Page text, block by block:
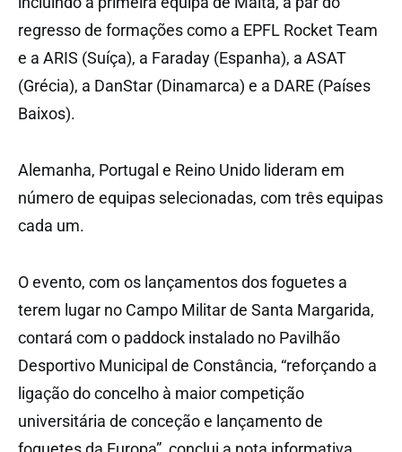
regresso de formações como a EPFL Rocket Team
e a ARIS (Suíça), a Faraday (Espanha), a ASAT
(Grécia), a DanStar (Dinamarca) e a DARE (Países
Baixos).
Alemanha, Portugal e Reino Unido lideram em
número de equipas selecionadas, com três equipas
cada um.
O evento, com os lançamentos dos foguetes a
terem lugar no Campo Militar de Santa Margarida,
contará com o paddock instalado no Pavilhão
Desportivo Municipal de Constância, “reforçando a
ligação do concelho à maior competição
universitária de conceção e lançamento de